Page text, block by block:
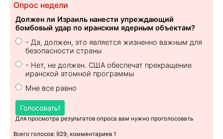
Опрос недели
Должен ли Израиль нанести упреждающий
бомбовый удар по иранским ядерным объектам?
- Да, должен, это является жизненно важным для
безопасности страны
- Нет, не должен. США обеспечат прекращение
иранской атомной программы
Мне все равно
Голосовать!
Для просмотра результатов опроса вам нужно проголосовать
Всего голосов: 929, комментариев 1